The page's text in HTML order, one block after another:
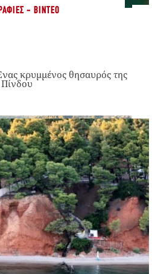
- ΒΊΝΤΕΟ
κρυμμένος θησαυρός της
Πίνδου